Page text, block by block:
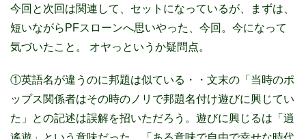
今回と次回は関連して、セットになっているが、まずは、
短いながらPFスローンへ思いやった、今回。今になって
気づいたこと。 オヤっというか疑問点。
①英語名が違うのに邦題は似ている・・文末の「当時のポ
ップス関係者はその時のノリで邦題名付け遊びに興じてい
た」との記述は誤解を招いただろう。遊びに興じるは「逍